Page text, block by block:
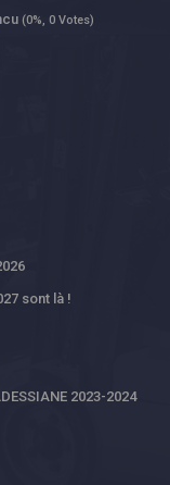
(0%, 0 Votes)
sont là !
2023-2024